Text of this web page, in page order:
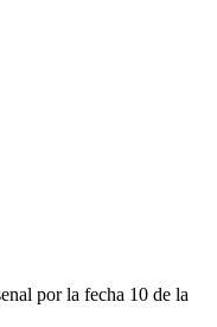
por la fecha 10 de la